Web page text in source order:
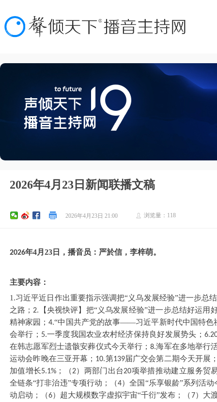
2026年4月23日新闻联播文稿
2026年4月23日 21:00 ꄑ 浏览量： 118
2026年4月 23 日，播音员： 严於信 ， 李梓萌。
主要内容：
1.习近平近日作出重要指示强调把“义乌发展经验”进一步总
之路； 2.
【央视快评】把“义乌发展经验”进一步总结好运用
精神家园；4.“中国共产党的故事——习近平新时代中国特色
会举行； 5.一季度我国农业农村经济保持良好发展势头；
在韩志愿军烈士遗骸安葬仪式今天举行；8.海军在多地举行
运动会昨晚在三亚开幕； 10.第139届广交会第二期今天开展
加值增长5.1% ；（2）两部门出台20项举措推动建立服务贸
全链条“打非治违”专项行动；（4）全国“乐享银龄”系列活
动启动；（6）超大规模数字虚拟宇宙“千衍”发布；（ 7）大